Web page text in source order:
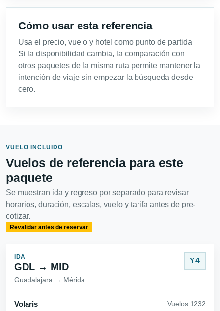
Cómo usar esta referencia
Usa el precio, vuelo y hotel como punto de partida.
Si la disponibilidad cambia, la comparación con
otros paquetes de la misma ruta permite mantener la
intención de viaje sin empezar la búsqueda desde
cero.
VUELO INCLUIDO
Vuelos de referencia para este
paquete
Se muestran ida y regreso por separado para revisar
horarios, duración, escalas, vuelo y tarifa antes de pre-
cotizar.
Revalidar antes de reservar
IDA
GDL → MID
Guadalajara → Mérida
Y4
Volaris Vuelos 1232